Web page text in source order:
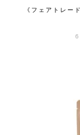
《フェアトレー